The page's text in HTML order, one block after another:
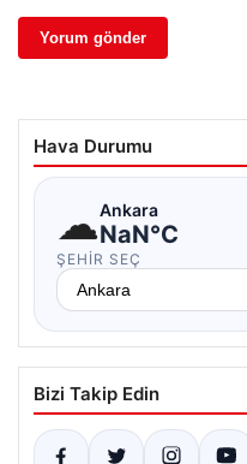
Hava Durumu
☁Ankara
NaN°C
ŞEHIR SEÇ
Bizi Takip Edin